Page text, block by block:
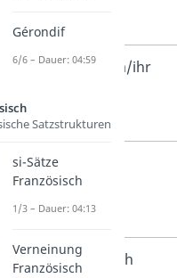
Singular
3.
Singular
ihm/ihr
1.
Person
Plural
2.
euch
Gérondif
6/6 – Dauer: 04:59
Satzstrukturen
si-Sätze
Französisch
1/3 – Dauer: 04:13
Verneinung
Französisch